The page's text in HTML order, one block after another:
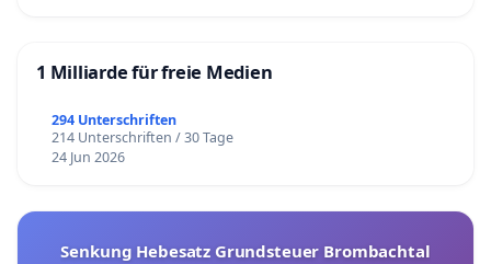
1 Milliarde für freie Medien
294 Unterschriften
214 Unterschriften / 30 Tage
24 Jun 2026
Senkung Hebesatz Grundsteuer Brombachtal